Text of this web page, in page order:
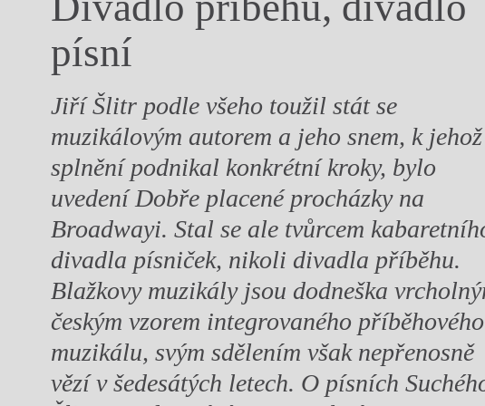
Výroční ceny
písní
Jiří Šlitr podle všeho toužil stát se
muzikálovým autorem a jeho snem, k jehož
splnění podnikal konkrétní kroky, bylo
uvedení Dobře placené procházky na
Broadwayi. Stal se ale tvůrcem
divadla písniček, nikoli divadla příběhu.
Blažkovy muzikály jsou dodneška
českým vzorem integrovaného příběhového
muzikálu, svým sdělením však nepřenosně
vězí v šedesátých letech. O písních